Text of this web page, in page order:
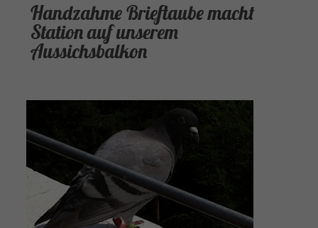
Handzahme Brieftaube macht
Station auf unserem
Aussichsbalkon